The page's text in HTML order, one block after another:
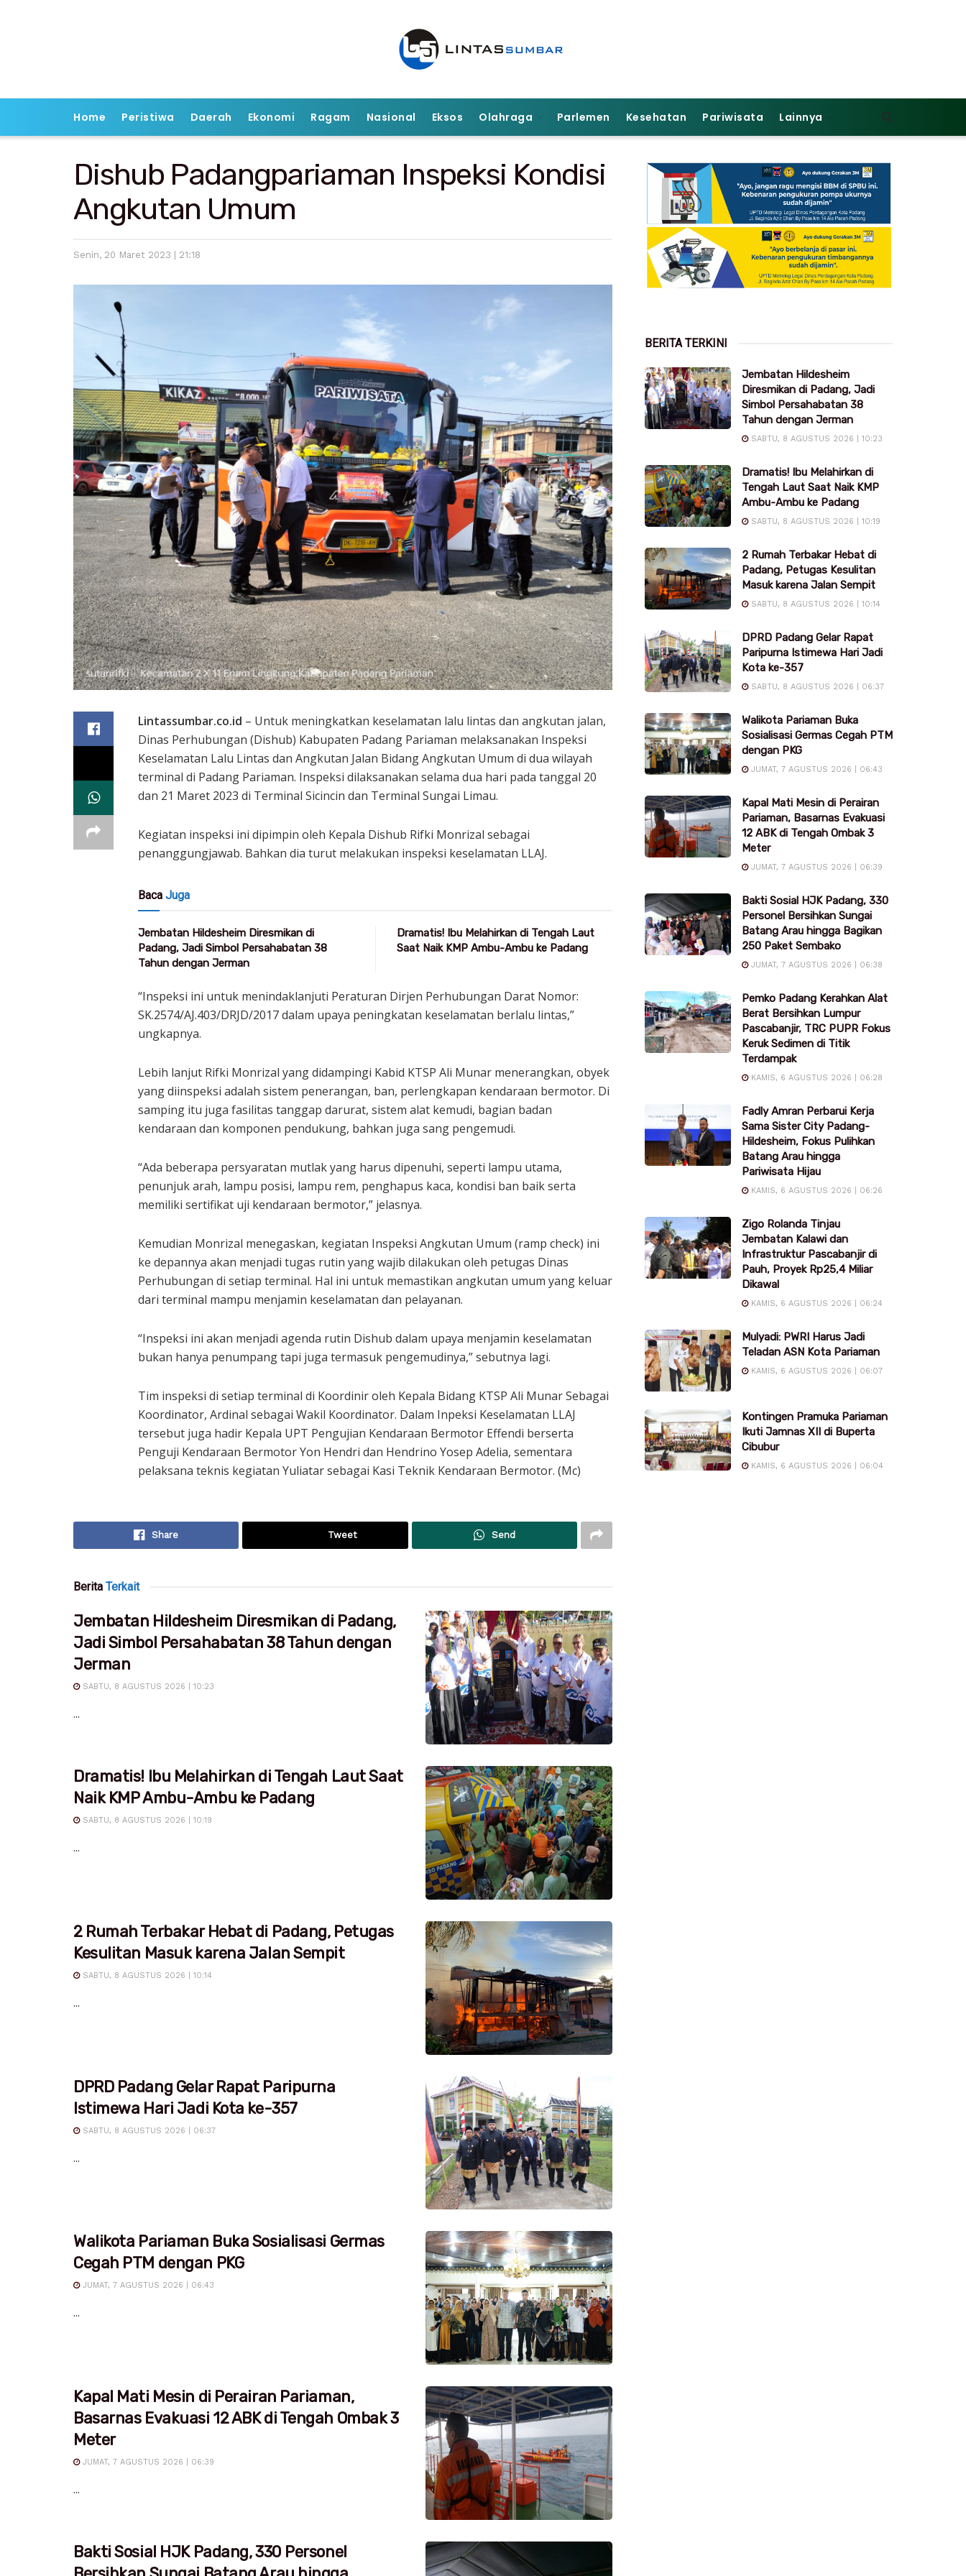
Home Peristiwa Daerah Ekonomi Ragam Nasional Eksos Olahraga Parlemen Kesehatan Pariwisata Lainnya
Dishub Padangpariaman Inspeksi Kondisi
Angkutan Umum
Senin, 20 Maret 2023 | 21:18
Lintassumbar.co.id – Untuk meningkatkan keselamatan lalu lintas dan angkutan jalan,
Dinas Perhubungan (Dishub) Kabupaten Padang Pariaman melaksanakan Inspeksi
Keselamatan Lalu Lintas dan Angkutan Jalan Bidang Angkutan Umum di dua wilayah
terminal di Padang Pariaman. Inspeksi dilaksanakan selama dua hari pada tanggal 20
dan 21 Maret 2023 di Terminal Sicincin dan Terminal Sungai Limau.
Kegiatan inspeksi ini dipimpin oleh Kepala Dishub Rifki Monrizal sebagai
penanggungjawab. Bahkan dia turut melakukan inspeksi keselamatan LLAJ.
Baca Juga
Jembatan Hildesheim Diresmikan di
Padang, Jadi Simbol Persahabatan 38
Tahun dengan Jerman
Dramatis! Ibu Melahirkan di Tengah Laut
Saat Naik KMP Ambu-Ambu ke Padang
“Inspeksi ini untuk menindaklanjuti Peraturan Dirjen Perhubungan Darat Nomor:
SK.2574/AJ.403/DRJD/2017 dalam upaya peningkatan keselamatan berlalu lintas,”
ungkapnya.
Lebih lanjut Rifki Monrizal yang didampingi Kabid KTSP Ali Munar menerangkan, obyek
yang diinspeksi adalah sistem penerangan, ban, perlengkapan kendaraan bermotor. Di
samping itu juga fasilitas tanggap darurat, sistem alat kemudi, bagian badan
kendaraan dan komponen pendukung, bahkan juga sang pengemudi.
“Ada beberapa persyaratan mutlak yang harus dipenuhi, seperti lampu utama,
penunjuk arah, lampu posisi, lampu rem, penghapus kaca, kondisi ban baik serta
memiliki sertifikat uji kendaraan bermotor,” jelasnya.
Kemudian Monrizal menegaskan, kegiatan Inspeksi Angkutan Umum (ramp check) ini
ke depannya akan menjadi tugas rutin yang wajib dilakukan oleh petugas Dinas
Perhubungan di setiap terminal. Hal ini untuk memastikan angkutan umum yang keluar
dari terminal mampu menjamin keselamatan dan pelayanan.
“Inspeksi ini akan menjadi agenda rutin Dishub dalam upaya menjamin keselamatan
bukan hanya penumpang tapi juga termasuk pengemudinya,” sebutnya lagi.
Tim inspeksi di setiap terminal di Koordinir oleh Kepala Bidang KTSP Ali Munar Sebagai
Koordinator, Ardinal sebagai Wakil Koordinator. Dalam Inpeksi Keselamatan LLAJ
tersebut juga hadir Kepala UPT Pengujian Kendaraan Bermotor Effendi berserta
Penguji Kendaraan Bermotor Yon Hendri dan Hendrino Yosep Adelia, sementara
pelaksana teknis kegiatan Yuliatar sebagai Kasi Teknik Kendaraan Bermotor. (Mc)
Share Tweet Send
Berita Terkait
Jembatan Hildesheim Diresmikan di Padang,
Jadi Simbol Persahabatan 38 Tahun dengan
Jerman
SABTU, 8 AGUSTUS 2026 | 10:23
...
Dramatis! Ibu Melahirkan di Tengah Laut Saat
Naik KMP Ambu-Ambu ke Padang
SABTU, 8 AGUSTUS 2026 | 10:19
...
2 Rumah Terbakar Hebat di Padang, Petugas
Kesulitan Masuk karena Jalan Sempit
SABTU, 8 AGUSTUS 2026 | 10:14
...
DPRD Padang Gelar Rapat Paripurna
Istimewa Hari Jadi Kota ke-357
SABTU, 8 AGUSTUS 2026 | 06:37
...
Walikota Pariaman Buka Sosialisasi Germas
Cegah PTM dengan PKG
JUMAT, 7 AGUSTUS 2026 | 06:43
...
Kapal Mati Mesin di Perairan Pariaman,
Basarnas Evakuasi 12 ABK di Tengah Ombak 3
Meter
JUMAT, 7 AGUSTUS 2026 | 06:39
...
Bakti Sosial HJK Padang, 330 Personel
BERITA TERKINI
Jembatan Hildesheim
Diresmikan di Padang, Jadi
Simbol Persahabatan 38
Tahun dengan Jerman
SABTU, 8 AGUSTUS 2026 | 10:23
Dramatis! Ibu Melahirkan di
Tengah Laut Saat Naik KMP
Ambu-Ambu ke Padang
SABTU, 8 AGUSTUS 2026 | 10:19
2 Rumah Terbakar Hebat di
Padang, Petugas Kesulitan
Masuk karena Jalan Sempit
SABTU, 8 AGUSTUS 2026 | 10:14
DPRD Padang Gelar Rapat
Paripurna Istimewa Hari Jadi
Kota ke-357
SABTU, 8 AGUSTUS 2026 | 06:37
Walikota Pariaman Buka
Sosialisasi Germas Cegah PTM
dengan PKG
JUMAT, 7 AGUSTUS 2026 | 06:43
Kapal Mati Mesin di Perairan
Pariaman, Basarnas Evakuasi
12 ABK di Tengah Ombak 3
Meter
JUMAT, 7 AGUSTUS 2026 | 06:39
Bakti Sosial HJK Padang, 330
Personel Bersihkan Sungai
Batang Arau hingga Bagikan
250 Paket Sembako
JUMAT, 7 AGUSTUS 2026 | 06:38
Pemko Padang Kerahkan Alat
Berat Bersihkan Lumpur
Pascabanjir, TRC PUPR Fokus
Keruk Sedimen di Titik
Terdampak
KAMIS, 6 AGUSTUS 2026 | 06:28
Fadly Amran Perbarui Kerja
Sama Sister City Padang-
Hildesheim, Fokus Pulihkan
Batang Arau hingga
Pariwisata Hijau
KAMIS, 6 AGUSTUS 2026 | 06:26
Zigo Rolanda Tinjau
Jembatan Kalawi dan
Infrastruktur Pascabanjir di
Pauh, Proyek Rp25,4 Miliar
Dikawal
KAMIS, 6 AGUSTUS 2026 | 06:24
Mulyadi: PWRI Harus Jadi
Teladan ASN Kota Pariaman
KAMIS, 6 AGUSTUS 2026 | 06:07
Kontingen Pramuka Pariaman
Ikuti Jamnas XII di Buperta
Cibubur
KAMIS, 6 AGUSTUS 2026 | 06:04